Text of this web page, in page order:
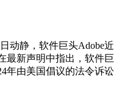
动静，软件巨头Adobe近
最新声明中指出，软件巨
年由美国倡议的法令诉讼